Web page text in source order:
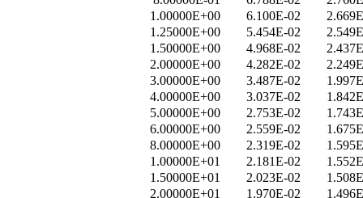
1.00000E+00
6.100E-02
1.25000E+00
5.454E-02
1.50000E+00
4.968E-02
2.00000E+00
4.282E-02
3.00000E+00
3.487E-02
4.00000E+00
3.037E-02
5.00000E+00
2.753E-02
6.00000E+00
2.559E-02
8.00000E+00
2.319E-02
1.00000E+01
2.181E-02
1.50000E+01
2.023E-02
2.00000E+01
1.970E-02